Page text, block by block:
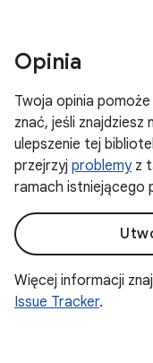
Opinia
Twoja opinia
znać, jeśli znajdziesz
ulepszenie tej
przejrzyj problemyz
ramach istniejącego
Więcej informacji
Issue Tracker.